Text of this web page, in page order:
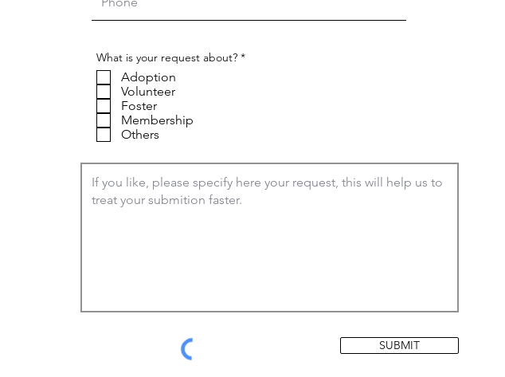
What is your request about? *O
e
Adoption
Volunteer
Foster
Membership
Others
SUBMIT